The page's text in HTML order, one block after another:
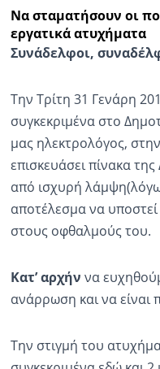
Αθλητικά
Κόσμος
Ραδιόφωνο LIVE
Εκπομπές
Πολιτισμός
Να σταματήσουν οι
εργατικά ατυχήματα
Συνάδελφοι,
Την Τρίτη 31 Γενάρη
συγκεκριμένα στο
μας ηλεκτρολόγος,
επισκευάσει πίνακα
από ισχυρή
αποτέλεσμα να
στους οφθαλμούς του.
Κατ’ αρχήν να
ανάρρωση και να
Την στιγμή του